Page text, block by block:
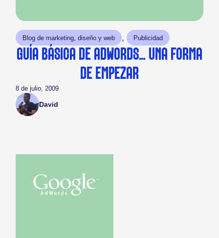
Blog de marketing, diseño y web , Publicidad
GUÍA BÁSICA DE ADWORDS… UNA FORMA
DE EMPEZAR
8 de julio, 2009
David